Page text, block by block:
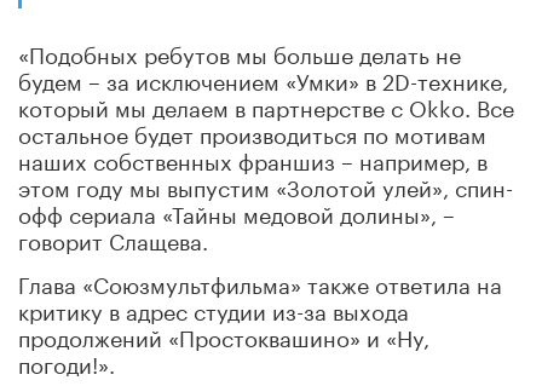
«Подобных ребутов мы больше делать не
будем – за исключением «Умки» в 2D-технике,
который мы делаем в партнерстве с Okko. Все
остальное будет производиться по мотивам
наших собственных франшиз – например, в
этом году мы выпустим «Золотой улей», спин-
офф сериала «Тайны медовой долины», –
говорит Слащева.
Глава «Союзмультфильма» также ответила на
критику в адрес студии из-за выхода
продолжений «Простоквашино» и «Ну,
погоди!».